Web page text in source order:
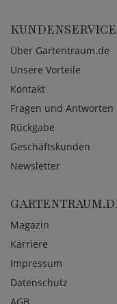
KUNDENSERVICE
Über Gartentraum.de
Unsere Vorteile
Kontakt
Fragen und Antworten
Rückgabe
Geschäftskunden
Newsletter
Magazin
Karriere
Impressum
Datenschutz